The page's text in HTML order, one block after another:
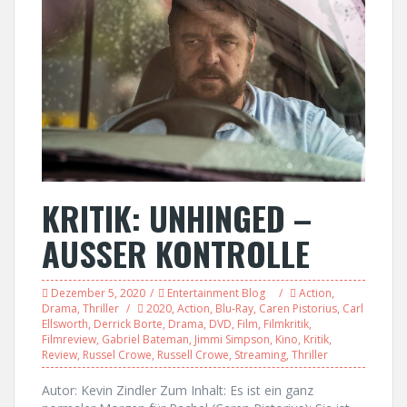
KRITIK: UNHINGED –
AUSSER KONTROLLE
Dezember 5, 2020 Entertainment Blog Action,
Drama, Thriller 2020, Action, Blu-Ray, Caren Pistorius, Carl
Ellsworth, Derrick Borte, Drama, DVD, Film, Filmkritik,
Filmreview, Gabriel Bateman, Jimmi Simpson, Kino, Kritik,
Review, Russel Crowe, Russell Crowe, Streaming, Thriller
Autor: Kevin Zindler Zum Inhalt: Es ist ein ganz